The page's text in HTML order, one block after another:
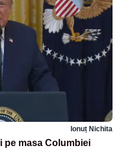
Ionuț Nichita
pe masa Columbiei